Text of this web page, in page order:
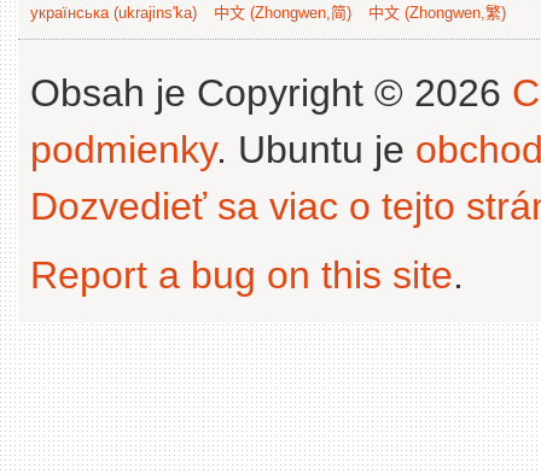
українська (ukrajins'ka)
中文 (Zhongwen,简) 中文 (Zhongwen,繁)
Obsah je Copyright © 2026
podmienky. Ubuntu je
Dozvedieť sa viac o tejto
Report a bug on this site.